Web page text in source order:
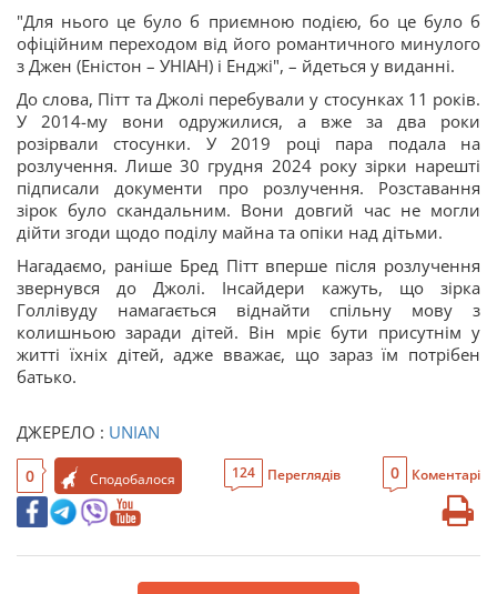
"Для нього це було б приємною подією, бо це було б
офіційним переходом від його романтичного минулого
з Джен (Еністон – УНІАН) і Енджі", – йдеться у виданні.
До слова, Пітт та Джолі перебували у стосунках 11 років.
У 2014-му вони одружилися, а вже за два роки
розірвали стосунки. У 2019 році пара подала на
розлучення. Лише 30 грудня 2024 року зірки нарешті
підписали документи про розлучення. Розставання
зірок було скандальним. Вони довгий час не могли
дійти згоди щодо поділу майна та опіки над дітьми.
Нагадаємо, раніше Бред Пітт вперше після розлучення
звернувся до Джолі. Інсайдери кажуть, що зірка
Голлівуду намагається віднайти спільну мову з
колишньою заради дітей. Він мріє бути присутнім у
житті їхніх дітей, адже вважає, що зараз їм потрібен
батько.
ДЖЕРЕЛО : UNIAN
0 Сподобалося 124 Переглядів 0 Коментарі